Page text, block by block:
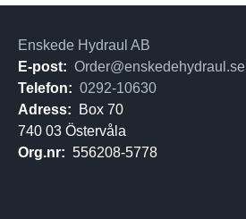
Enskede Hydraul AB
E-post: Order@enskedehydraul.se
Telefon: 0292-10630
Adress:
Box 70
740 03 Östervåla
Org.nr: 556208-5778